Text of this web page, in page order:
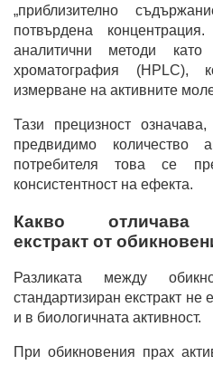
„приблизително
потвърдена
аналитични методи като
хроматография (HPLC),
измерване на активните
Тази прецизност
предвидимо количество
потребителя това се
консистентност на ефекта.
Какво отличава
екстракт от
Разликата между
стандартизиран екстракт не
и в биологичната активност.
При обикновения прах